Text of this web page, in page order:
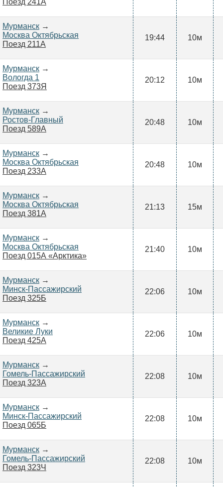
Поезд 241А
Мурманск →
Москва Октябрьская
Поезд 211А
19:44 10м
Мурманск →
Вологда 1
Поезд 373Я
20:12 10м
Мурманск →
Ростов-Главный
Поезд 589А
20:48 10м
Мурманск →
Москва Октябрьская
Поезд 233А
20:48 10м
Мурманск →
Москва Октябрьская
Поезд 381А
21:13 15м
Мурманск →
Москва Октябрьская
Поезд 015А «Арктика»
21:40 10м
Мурманск →
Минск-Пассажирский
Поезд 325Б
22:06 10м
Мурманск →
Великие Луки
Поезд 425А
22:06 10м
Мурманск →
Гомель-Пассажирский
Поезд 323А
22:08 10м
Мурманск →
Минск-Пассажирский
Поезд 065Б
22:08 10м
Мурманск →
Гомель-Пассажирский
Поезд 323Ч
22:08 10м